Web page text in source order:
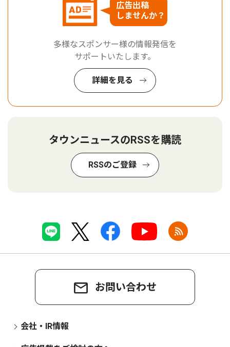
広告出稿
しませんか？
多様なスポンサー様の情報発信を
サポートいたします。
詳細を見る
タウンニュースのRSSを購読
RSSのご登録
お問い合わせ
会社・IR情報